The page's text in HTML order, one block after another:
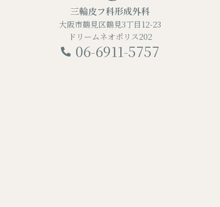
三輪皮フ科形成外科
大阪市鶴見区鶴見3丁目12-23
ドリームネオポリス202
06-6911-5757